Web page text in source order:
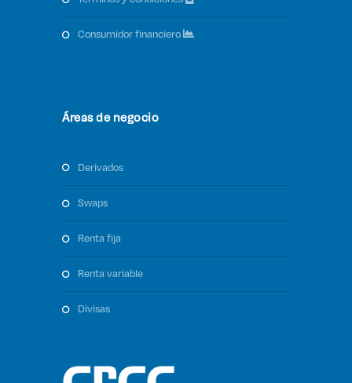
consumidor financiero
Áreas de negocio
derivados
swaps
renta fija
renta variable
divisas